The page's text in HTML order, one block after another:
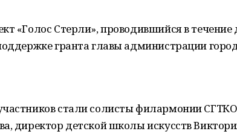
«Голос Стерли», проводившийся в течение
гранта главы администрации
стали солисты филармонии
директор детской школы искусств